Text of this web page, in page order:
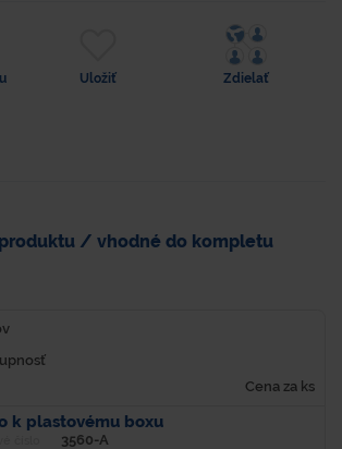
Uložiť Zdielať
/ vhodné do kompletu
Cena za ks
k plastovému boxu
3560-A